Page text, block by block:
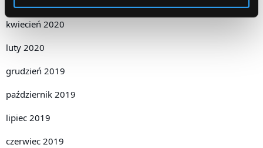
kwiecień 2020
luty 2020
grudzień 2019
październik 2019
lipiec 2019
czerwiec 2019